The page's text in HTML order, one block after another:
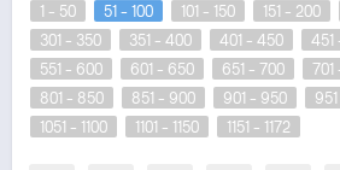
1 - 50 51 - 100 101 - 150 151 - 200
301 - 350
351 - 400 401 - 450 451
551 - 600
601 - 650 651 - 700 701
801 - 850
851 - 900 901 - 950
1051 - 1100
1101 - 1150 1151 - 1172